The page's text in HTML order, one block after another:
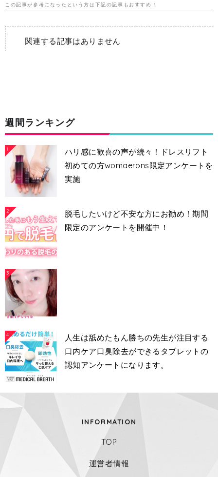
この記事が参考になったという方は下記の記事もおすすめ！
関連する記事はありません
週間ランキング
1
ハリ感に歓喜の声が続々！ドレスリフト
初めての方womaerons限定アンケートを
実施
2
脱毛したいけど不安な方にお勧め！期間
限定のアンケートを開催中！
3
4
人生は舐めたもん勝ちの先生が注目する
口内ケア口臭除去ができるタブレットの
認知アンケートになります。
INFORMATION
TOP
運営者情報